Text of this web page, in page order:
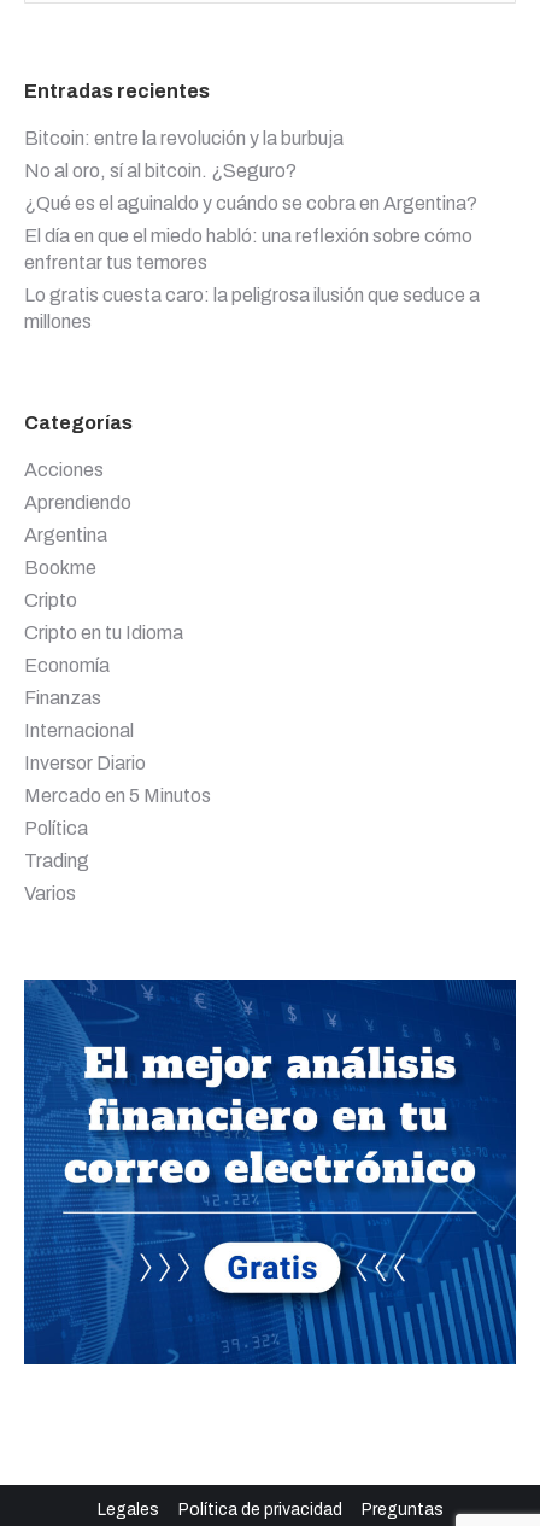
Entradas recientes
Bitcoin: entre la revolución y la burbuja
No al oro, sí al bitcoin. ¿Seguro?
¿Qué es el aguinaldo y cuándo se cobra en Argentina?
El día en que el miedo habló: una reflexión sobre cómo
enfrentar tus temores
Lo gratis cuesta caro: la peligrosa ilusión que seduce a
millones
Categorías
Acciones
Aprendiendo
Argentina
Bookme
Cripto
Cripto en tu Idioma
Economía
Finanzas
Internacional
Inversor Diario
Mercado en 5 Minutos
Política
Trading
Varios
Legales Política de privacidad Preguntas